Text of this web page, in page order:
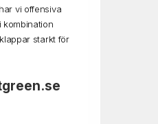
vi offensiva
kombination
starkt för